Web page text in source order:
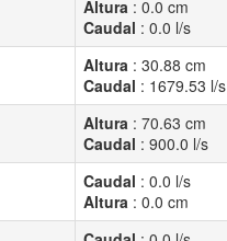
Altura : 0.0 cm
Caudal : 0.0 l/s
Altura : 30.88 cm
Caudal : 1679.53 l/s
Altura : 70.63 cm
Caudal : 900.0 l/s
Caudal : 0.0 l/s
Altura : 0.0 cm